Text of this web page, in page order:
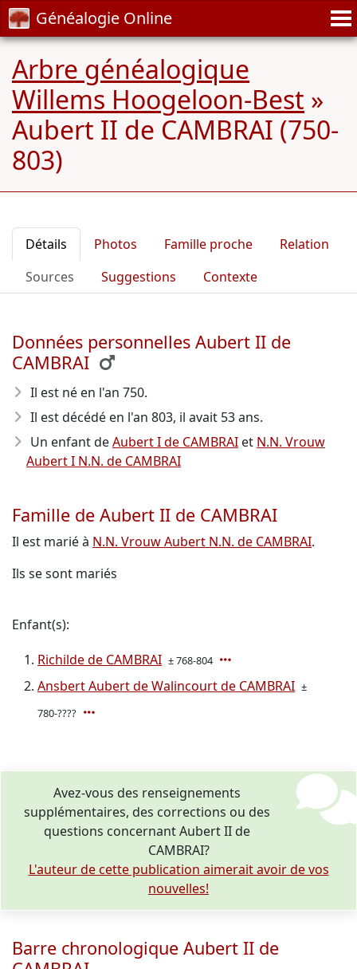
Généalogie Online
Arbre généalogique
Willems Hoogeloon-Best »
Aubert II de CAMBRAI (750-
803)
Détails Photos Famille proche
Relation
Sources
Suggestions Contexte
Données personnelles Aubert II de
CAMBRAI
Il est né en l'an 750.
Il est décédé en l'an 803, il avait 53 ans.
Un enfant deAubert I de CAMBRAI et N.N. Vrouw
Aubert I N.N. de CAMBRAI
Famille de Aubert II de CAMBRAI
Il est marié à N.N. Vrouw Aubert N.N. de CAMBRAI.
Ils se sont mariés
Enfant(s):
Richilde de CAMBRAI ± 768-804
Ansbert Aubert de Walincourt de CAMBRAI ±
780-????
Avez-vous des renseignements
supplémentaires, des corrections ou des
questions concernant Aubert II de
CAMBRAI?
L'auteur de cette publication aimerait avoir de vos
nouvelles!
Barre chronologique Aubert II de